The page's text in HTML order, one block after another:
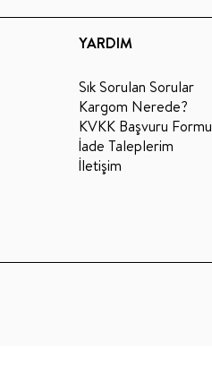
YARDIM
Sık Sorulan Sorular
Kargom Nerede?
KVKK Başvuru Formu
İade Taleplerim
İletişim